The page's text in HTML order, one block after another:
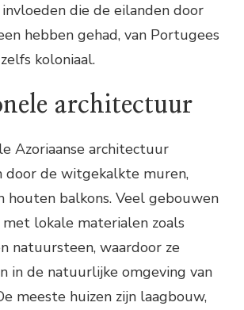
die de eilanden door
hebben gehad, van Portugees
koloniaal.
architectuur
Azoriaanse architectuur
door de witgekalkte muren,
houten balkons. Veel gebouwen
lokale materialen zoals
natuursteen, waardoor ze
in de natuurlijke omgeving van
meeste huizen zijn laagbouw,